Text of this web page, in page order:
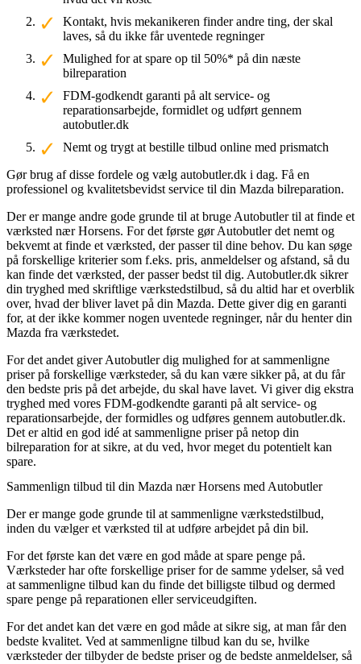
Kontakt, hvis mekanikeren finder andre ting, der skal
laves, så du ikke får uventede regninger
Mulighed for at spare op til 50%* på din næste
bilreparation
FDM-godkendt garanti på alt service- og
reparationsarbejde, formidlet og udført gennem
autobutler.dk
Nemt og trygt at bestille tilbud online med prismatch
Gør brug af disse fordele og vælg autobutler.dk i dag. Få en
professionel og kvalitetsbevidst service til din Mazda bilreparation.
Der er mange andre gode grunde til at bruge Autobutler til at finde et
værksted nær Horsens. For det første gør Autobutler det nemt og
bekvemt at finde et værksted, der passer til dine behov. Du kan søge
på forskellige kriterier som f.eks. pris, anmeldelser og afstand, så du
kan finde det værksted, der passer bedst til dig. Autobutler.dk sikrer
din tryghed med skriftlige værkstedstilbud, så du altid har et overblik
over, hvad der bliver lavet på din Mazda. Dette giver dig en garanti
for, at der ikke kommer nogen uventede regninger, når du henter din
Mazda fra værkstedet.
For det andet giver Autobutler dig mulighed for at sammenligne
priser på forskellige værksteder, så du kan være sikker på, at du får
den bedste pris på det arbejde, du skal have lavet. Vi giver dig ekstra
tryghed med vores FDM-godkendte garanti på alt service- og
reparationsarbejde, der formidles og udføres gennem autobutler.dk.
Det er altid en god idé at sammenligne priser på netop din
bilreparation for at sikre, at du ved, hvor meget du potentielt kan
spare.
Sammenlign tilbud til din Mazda nær Horsens med Autobutler
Der er mange gode grunde til at sammenligne værkstedstilbud,
inden du vælger et værksted til at udføre arbejdet på din bil.
For det første kan det være en god måde at spare penge på.
Værksteder har ofte forskellige priser for de samme ydelser, så ved
at sammenligne tilbud kan du finde det billigste tilbud og dermed
spare penge på reparationen eller serviceudgiften.
For det andet kan det være en god måde at sikre sig, at man får den
bedste kvalitet. Ved at sammenligne tilbud kan du se, hvilke
værksteder der tilbyder de bedste priser og de bedste anmeldelser, så